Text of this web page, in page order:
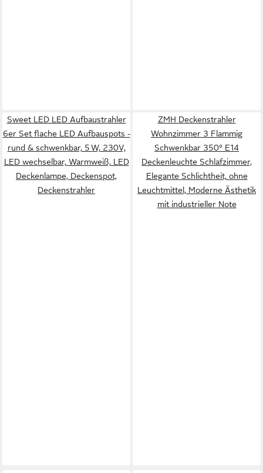
Sweet LED LED Aufbaustrahler
6er Set flache LED Aufbauspots -
rund & schwenkbar, 5 W, 230V,
LED wechselbar, Warmweiß, LED
Deckenlampe, Deckenspot,
Deckenstrahler
ZMH Deckenstrahler
Wohnzimmer 3 Flammig
Schwenkbar 350° E14
Deckenleuchte Schlafzimmer,
Elegante Schlichtheit, ohne
Leuchtmittel, Moderne Ästhetik
mit industrieller Note